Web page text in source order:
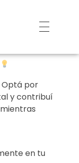
Optá por
y contribuí
en tu